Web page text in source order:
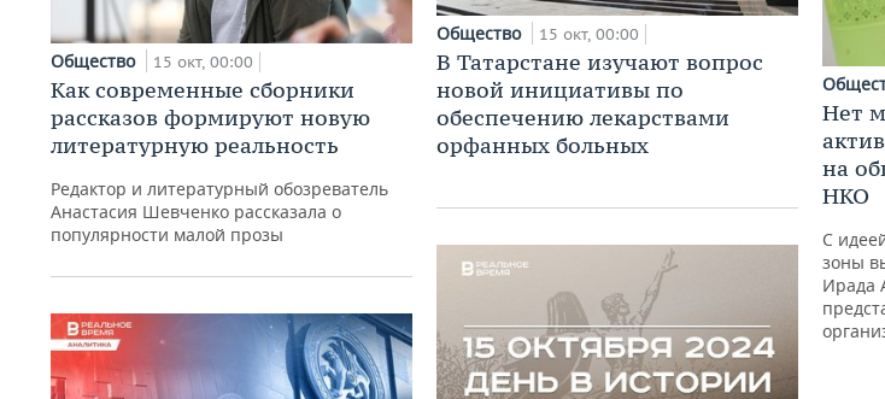
Общество 15 окт, 00:00
Как современные сборники
рассказов формируют новую
литературную реальность
Редактор и литературный обозреватель
Анастасия Шевченко рассказала о
популярности малой прозы
Общество 15 окт, 00:00
В Татарстане изучают вопрос
новой инициативы по
обеспечению лекарствами
орфанных больных
Нет
на
НКО
С
зоны
Ирада